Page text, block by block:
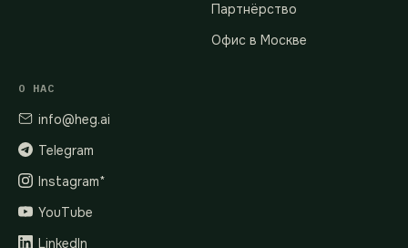
Партнёрство
Офис в Москве
О НАС
info@heg.ai
Telegram
Instagram*
YouTube
LinkedIn